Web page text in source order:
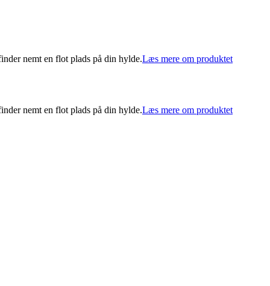
nemt en flot plads på din hylde.Læs mere om produktet
nemt en flot plads på din hylde.Læs mere om produktet